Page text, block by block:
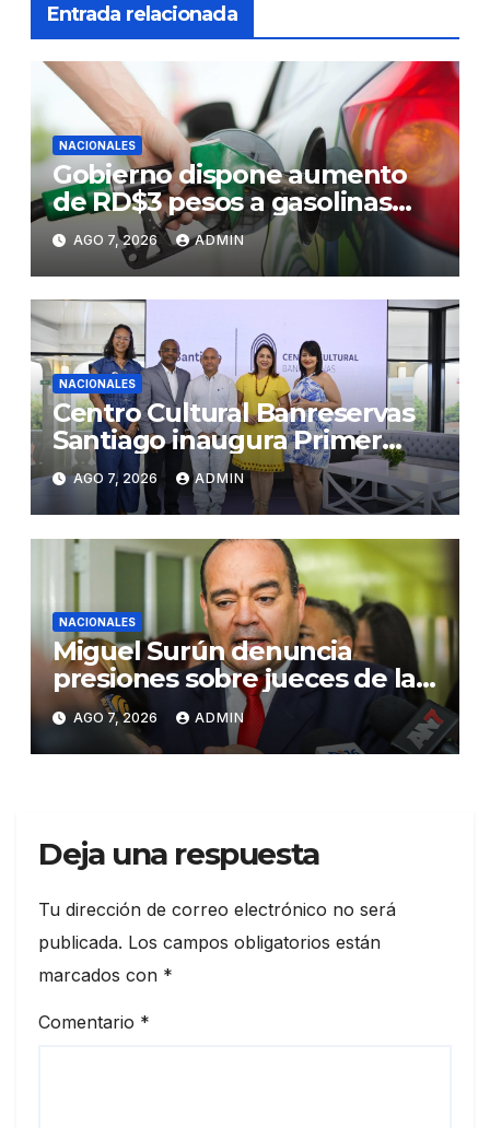
Entrada relacionada
NACIONALES
Gobierno dispone aumento
de RD$3 pesos a gasolinas
premium y regular
AGO 7, 2026 ADMIN
NACIONALES
Centro Cultural Banreservas
Santiago inaugura Primer
Congreso de Artesanos de
Santiago
AGO 7, 2026 ADMIN
NACIONALES
Miguel Surún denuncia
presiones sobre jueces de la
Suprema Corte de Justicia
AGO 7, 2026 ADMIN
Deja una respuesta
Tu dirección de correo electrónico no será
publicada. Los campos obligatorios están
marcados con *
Comentario *